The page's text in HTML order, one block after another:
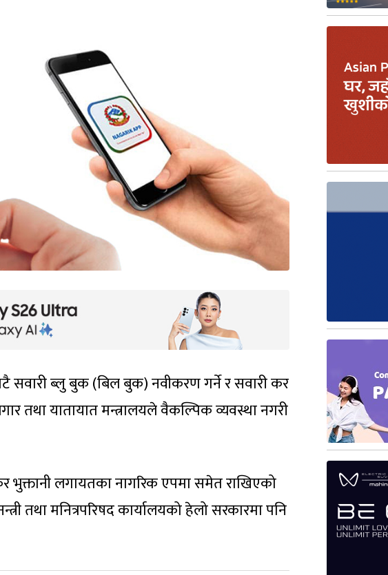
सवारी ब्लु बुक (बिल बुक) नवीकरण गर्ने र सवारी कर
तथा यातायात मन्त्रालयले वैकल्पिक व्यवस्था नगरी
भुक्तानी लगायतका नागरिक एपमा समेत राखिएको
तथा मनित्रपरिषद कार्यालयको हेलो सरकारमा पनि